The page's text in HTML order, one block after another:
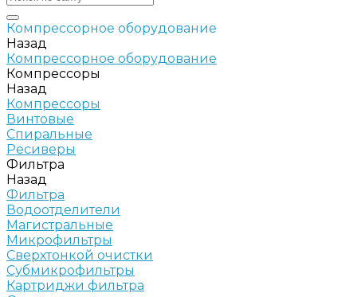
Компрессорное оборудование
Назад
Компрессорное оборудование
Компрессоры
Назад
Компрессоры
Винтовые
Спиральные
Ресиверы
Фильтра
Назад
Фильтра
Водоотделители
Магистральные
Микрофильтры
Сверхтонкой очистки
Субмикрофильтры
Картриджи фильтра